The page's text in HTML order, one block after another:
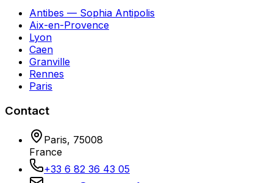
Antibes — Sophia Antipolis
Aix-en-Provence
Lyon
Caen
Granville
Rennes
Paris
Contact
Paris, 75008
France
+33 6 82 36 43 05